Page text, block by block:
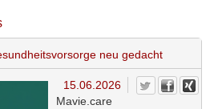
neu gedacht
15.06.2026
Mavie.care